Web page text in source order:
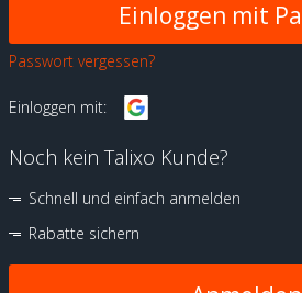
Passwort vergessen?
Einloggen mit:
Noch kein Talixo Kunde?
Schnell und einfach anmelden
Rabatte sichern